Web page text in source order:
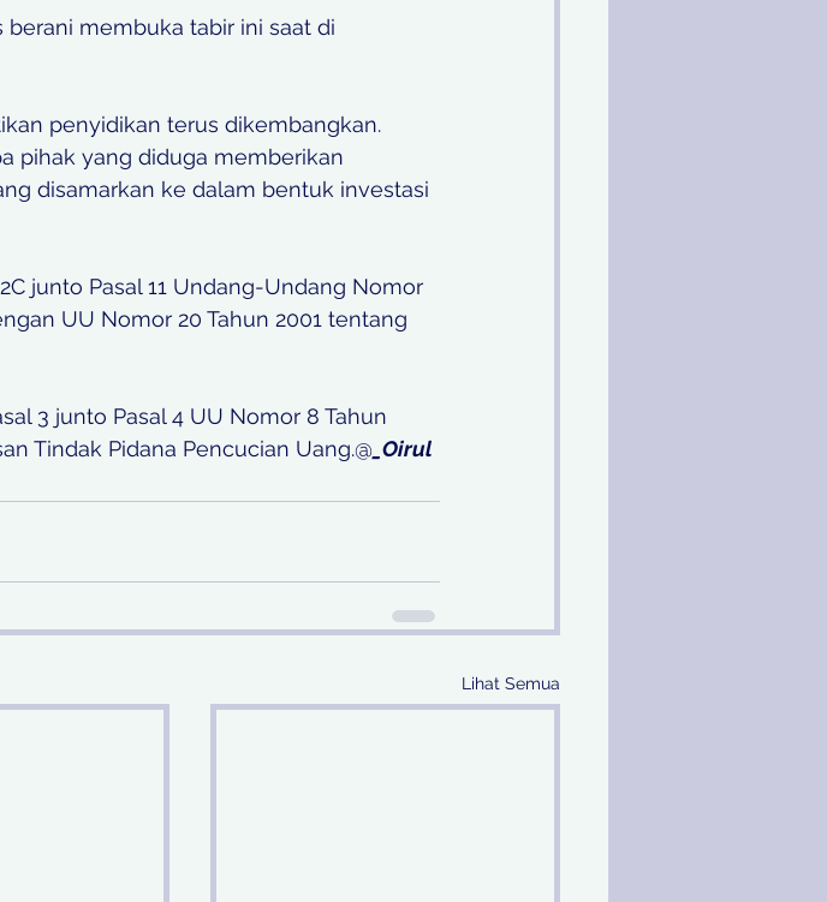
berani membuka tabir ini saat di
penyidikan terus dikembangkan.
pihak yang diduga memberikan
disamarkan ke dalam bentuk investasi
junto Pasal 11 Undang-Undang Nomor
UU Nomor 20 Tahun 2001 tentang
3 junto Pasal 4 UU Nomor 8 Tahun
Tindak Pidana Pencucian Uang.@ _Oirul
Lihat Semua